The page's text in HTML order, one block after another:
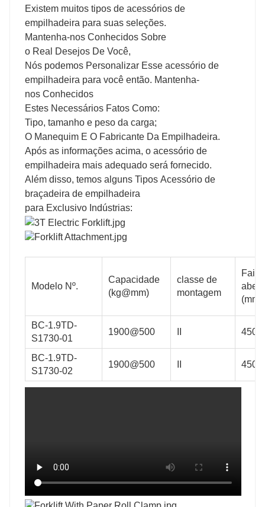
Existem muitos tipos de acessórios de
empilhadeira para suas seleções.
Mantenha-nos Conhecidos Sobre
o Real Desejos De Você,
Nós podemos Personalizar Esse acessório de
empilhadeira para você então. Mantenha-
nos Conhecidos
Estes Necessários Fatos Como:
Tipo, tamanho e peso da carga;
O Manequim E O Fabricante Da Empilhadeira.
Após as informações acima, o acessório de
empilhadeira mais adequado será fornecido.
Além disso, temos alguns Tipos Acessório de
braçadeira de empilhadeira
para Exclusivo Indústrias:
Modelo Nº.
Capacidade
(kg@mm)
classe de
montagem
(mm)
BC-1.9TD-
S1730-01
1900@500 450-
BC-1.9TD-
S1730-02
1900@500 450-